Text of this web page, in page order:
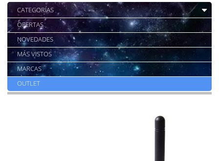
CATEGORÍAS
OFERTAS
NOVEDADES
MÁS VISTOS
MARCAS
OUTLET